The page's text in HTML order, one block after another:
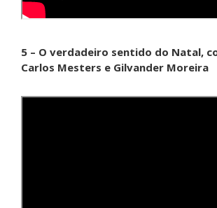
5 – O verdadeiro sentido do Natal,
Carlos Mesters e Gilvander Moreira